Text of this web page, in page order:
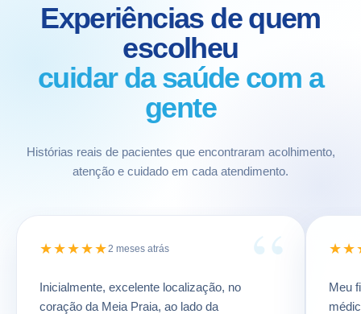
Experiências de quem
escolheu
cuidar da saúde com a
gente
Histórias reais de pacientes que encontraram acolhimento,
atenção e cuidado em cada atendimento.
“
★★★★★2 meses atrás
Inicialmente, excelente localização, no
coração da Meia Praia, ao lado da
Meu